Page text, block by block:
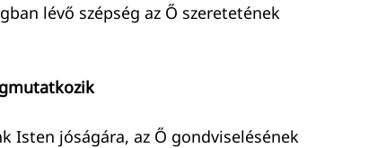
lévő szépség az Ő szeretetének
Isten jóságára, az Ő gondviselésének